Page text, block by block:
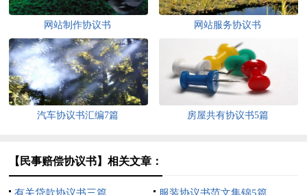
网站制作协议书 网站服务协议书
汽车协议书汇编7篇 房屋共有协议书5篇
【民事赔偿协议书】相关文章：
有关贷款协议书三篇 服装协议书范文集锦5篇